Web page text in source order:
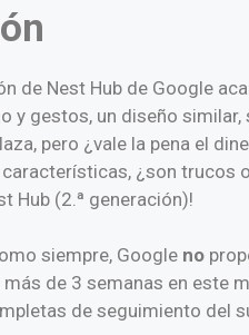
de Nest Hub de Google
y gestos, un diseño
pero ¿vale la pena el
¿son trucos
Hub (2.ª generación)!
siempre, Google no
de 3 semanas en este
de seguimiento del